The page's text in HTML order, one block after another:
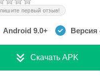
первый отзыв!
Android 9.0+ Версия
Скачать APK